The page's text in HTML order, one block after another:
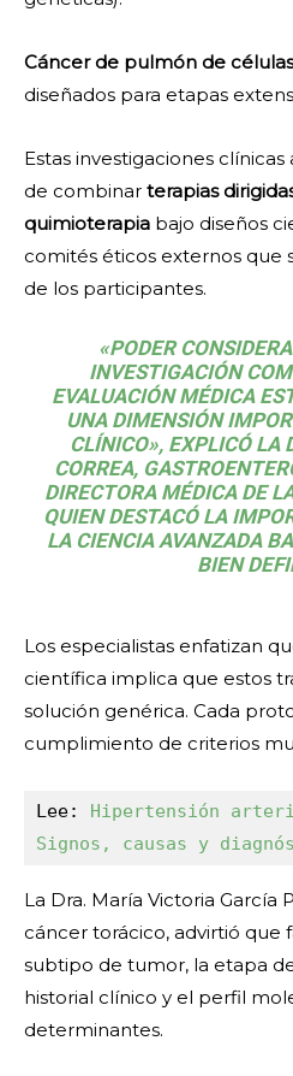
Cáncer de pulmón de
diseñados para etapas
Estas investigaciones
de combinar terapias
quimioterapia bajo diseños
comités éticos externos que
de los participantes.
«PODER
INVESTIGACIÓN
EVALUACIÓN MÉDICA
UNA DIMENSIÓN
CLÍNICO», EXPLICÓ LA
CORREA,
DIRECTORA MÉDICA DE
QUIEN DESTACÓ LA
LA CIENCIA AVANZADA
BIEN
Los especialistas enfatizan
científica implica que estos
solución genérica. Cada
cumplimiento de criterios
Lee: Hipertensión
Signos, causas y
La Dra. María Victoria García
cáncer torácico, advirtió que
subtipo de tumor, la etapa
historial clínico y el perfil
determinantes.